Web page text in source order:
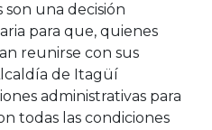
son una decisión
para que, quienes
reunirse con sus
de Itagüí
administrativas para
todas las condiciones